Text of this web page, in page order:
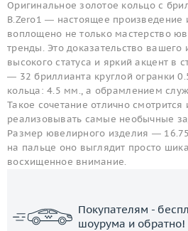
Оригинальное золотое кольцо с
B.Zero1 — настоящее произведение
воплощено не только мастерство
тренды. Это доказательство вашего
высокого статуса и яркий акцент в
— 32 бриллианта круглой огранки
кольца: 4.5 мм., а обрамлением
Такое сочетание отлично смотрится
реализовывать самые необычные
Размер ювелирного изделия —
на пальце оно выглядит просто
восхищенное внимание.
Покупателям -
шоурума и обратно!